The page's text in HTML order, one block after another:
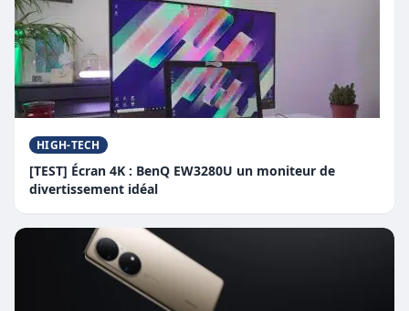
HIGH-TECH
[TEST] Écran 4K : BenQ EW3280U un moniteur de
divertissement idéal